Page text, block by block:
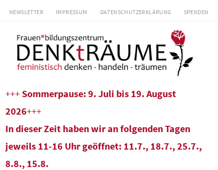
Zum
springen
NEWSLETTER IMPRESSUM DATENSCHUTZERKLÄRUNG SPENDEN
+++ Sommerpause: 9. Juli bis 19. August
2026+++
In dieser Zeit haben wir an folgenden Tagen
jeweils 11-16 Uhr geöffnet: 11.7., 18.7., 25.7.,
8.8., 15.8.